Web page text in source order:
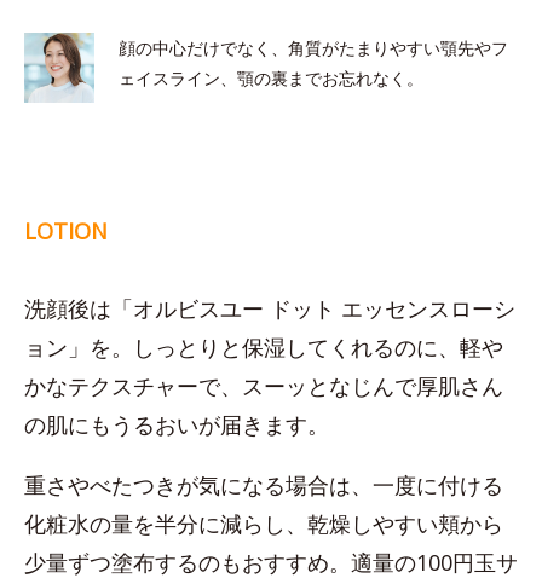
顔の中心だけでなく、角質がたまりやすい顎先やフ
ェイスライン、顎の裏までお忘れなく。
LOTION
洗顔後は「オルビスユー ドット エッセンスローシ
ョン」を。しっとりと保湿してくれるのに、軽や
かなテクスチャーで、スーッとなじんで厚肌さん
の肌にもうるおいが届きます。
重さやべたつきが気になる場合は、一度に付ける
化粧水の量を半分に減らし、乾燥しやすい頬から
少量ずつ塗布するのもおすすめ。適量の100円玉サ